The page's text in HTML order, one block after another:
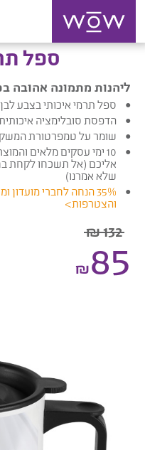
ספל
ליהנות מתמונה אהובה
ספל תרמי איכותי בצבע לבן 400 מ”ל
הדפסת סובלימציה
שומר על טמפרטורת
10 ימי עסקים מלאים
אליכם (אל תשכחו לקחת
שלא אמרנו)
35% הנחה לחברי מועדון ומצטרפים חדשים |
והצטרפות>
132 ₪
85
₪